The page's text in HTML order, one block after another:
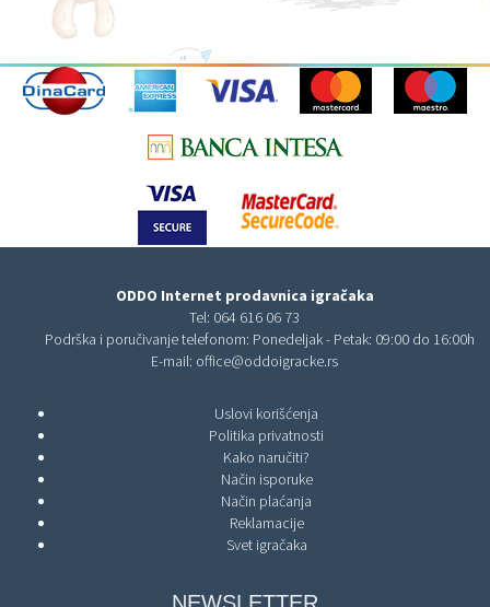
ODDO Internet prodavnica igračaka
Tel: 064 616 06 73
Podrška i poručivanje telefonom: Ponedeljak - Petak: 09:00 do 16:00h
E-mail: office@oddoigracke.rs
Uslovi korišćenja
Politika privatnosti
Kako naručiti?
Način isporuke
Način plaćanja
Reklamacije
Svet igračaka